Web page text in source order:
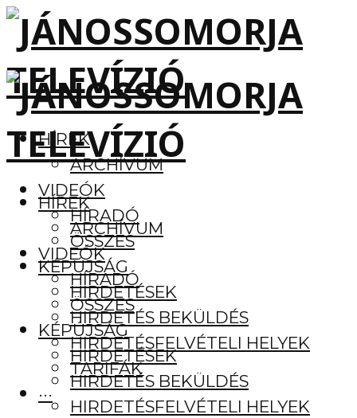
HÍREK
ARCHÍVUM
VIDEÓK
HÍRADÓ
ÖSSZES
KÉPÚJSÁG
HIRDETÉSEK
HIRDETÉS BEKÜLDÉS
HIRDETÉSFELVÉTELI HELYEK
TARIFÁK
···
HÍREK
ARCHÍVUM
VIDEÓK
HÍRADÓ
ÖSSZES
KÉPÚJSÁG
HIRDETÉSEK
HIRDETÉS BEKÜLDÉS
HIRDETÉSFELVÉTELI HELYEK